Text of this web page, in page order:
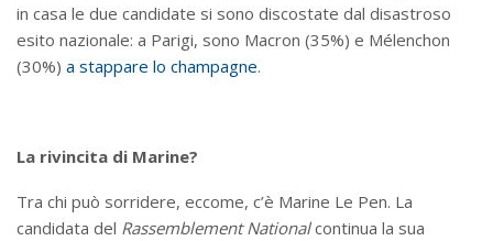
in casa le due candidate si sono discostate dal disastroso
esito nazionale: a Parigi, sono Macron (35%) e Mélenchon
(30%) a stappare lo champagne.
La rivincita di Marine?
Tra chi può sorridere, eccome, c’è Marine Le Pen. La
candidata del Rassemblement Nationalcontinua la sua